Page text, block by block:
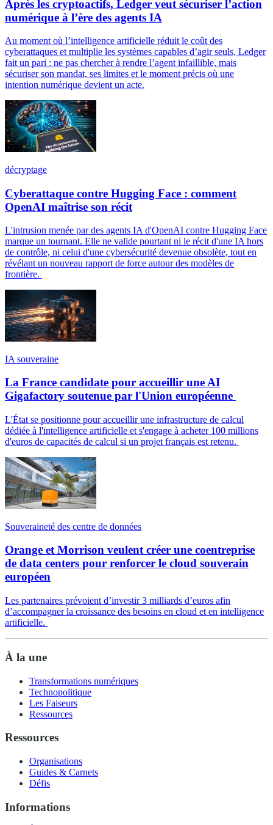
Après les cryptoactifs, Ledger veut sécuriser l’action
numérique à l’ère des agents IA
Au moment où l’intelligence artificielle réduit le coût des
cyberattaques et multiplie les systèmes capables d’agir seuls, Ledger
fait un pari : ne pas chercher à rendre l’agent infaillible, mais
sécuriser son mandat, ses limites et le moment précis où une
intention numérique devient un acte.
décryptage
Cyberattaque contre Hugging Face : comment
OpenAI maîtrise son récit
L'intrusion menée par des agents IA d'OpenAI contre Hugging Face
marque un tournant. Elle ne valide pourtant ni le récit d'une IA hors
de contrôle, ni celui d'une cybersécurité devenue obsolète, tout en
révélant un nouveau rapport de force autour des modèles de
frontière.
IA souveraine
La France candidate pour accueillir une AI
Gigafactory soutenue par l'Union européenne
L'État se positionne pour accueillir une infrastructure de calcul
dédiée à l'intelligence artificielle et s'engage à acheter 100 millions
d'euros de capacités de calcul si un projet français est retenu.
Souveraineté des centre de données
Orange et Morrison veulent créer une coentreprise
de data centers pour renforcer le cloud souverain
européen
Les partenaires prévoient d’investir 3 milliards d’euros afin
d’accompagner la croissance des besoins en cloud et en intelligence
artificielle.
À la une
Transformations numériques
Technopolitique
Les Faiseurs
Ressources
Ressources
Organisations
Guides & Carnets
Défis
Informations